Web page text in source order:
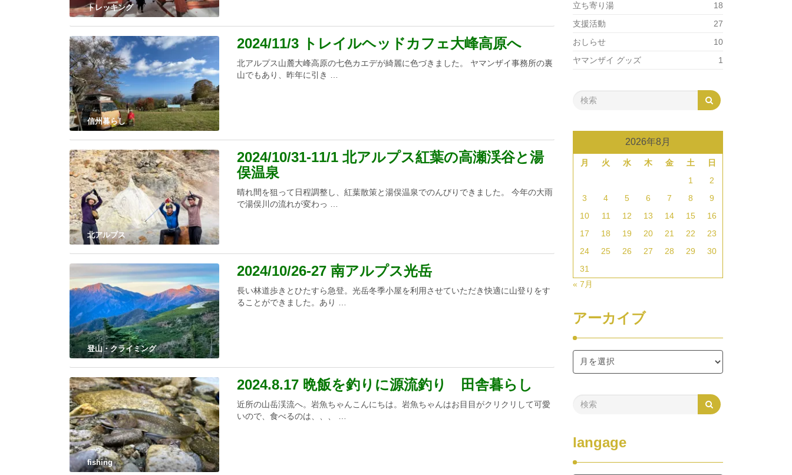
トレッキング
信州暮らし
2024/11/3 トレイルヘッドカフェ大峰高原へ
北アルプス山麓大峰高原の七色カエデが綺麗に色づきました。 ヤマンザイ事務所の裏
山でもあり、昨年に引き …
北アルプス
2024/10/31-11/1 北アルプス紅葉の高瀬渓谷と湯
俣温泉
晴れ間を狙って日程調整し、紅葉散策と湯俣温泉でのんびりできました。 今年の大雨
で湯俣川の流れが変わっ …
登山・クライミング
2024/10/26-27 南アルプス光岳
長い林道歩きとひたすら急登。光岳冬季小屋を利用させていただき快適に山登りをす
ることができました。あり …
fishing
2024.8.17 晩飯を釣りに源流釣り 田舎暮らし
近所の山岳渓流へ。岩魚ちゃんこんにちは。岩魚ちゃんはお目目がクリクリして可愛
いので、食べるのは、、、 …
立ち寄り湯
18
支援活動
27
おしらせ
10
ヤマンザイ グッズ
1
2026年8月
月 火 水 木 金 土
日
1
2
3
4 5 6 7 8
9
10
11 12 13 14 15
16
17
18 19 20 21 22
23
24
25 26 27 28 29
30
31
« 7月
アーカイブ
langage